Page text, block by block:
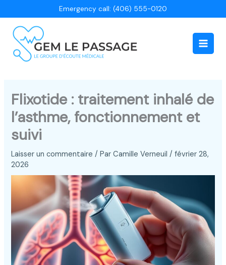
au
contenu
Emergency call: (406) 555-0120
Main
Flixotide : traitement inhalé de
l’asthme, fonctionnement et
suivi
Laisser un commentaire / ParCamille Verneuil/février 28,
2026